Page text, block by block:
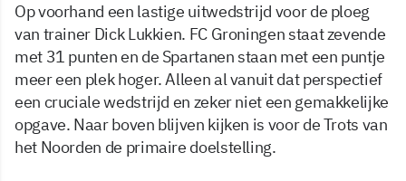
Op voorhand een lastige uitwedstrijd voor de ploeg
van trainer Dick Lukkien. FC Groningen staat zevende
met 31 punten en de Spartanen staan met een puntje
meer een plek hoger. Alleen al vanuit dat perspectief
een cruciale wedstrijd en zeker niet een gemakkelijke
opgave. Naar boven blijven kijken is voor de Trots van
het Noorden de primaire doelstelling.